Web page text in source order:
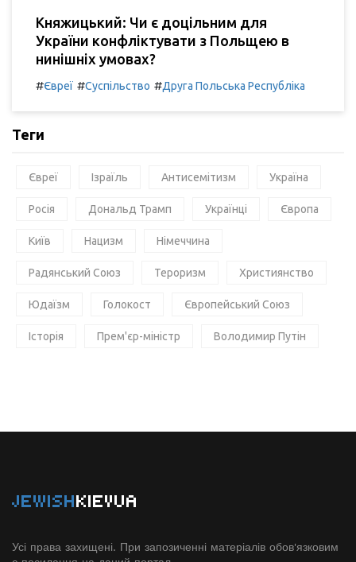
Княжицький: Чи є доцільним для
України конфліктувати з Польщею в
нинішніх умовах?
#Євреї #Суспільство #Друга Польська Республіка
Теги
Євреї Ізраїль Антисемітизм Україна
Росія Дональд Трамп Українці Європа
Київ Нацизм Німеччина
Радянський Союз Тероризм Християнство
Юдаїзм Голокост Європейський Союз
Історія Прем'єр-міністр Володимир Путін
JEWISHKIEVUA
Усі права захищені. При запозиченні матеріалів обов'язковим